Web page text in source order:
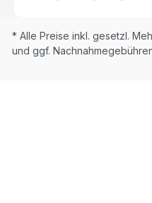
* Alle Preise inkl. gesetzl.
und ggf.